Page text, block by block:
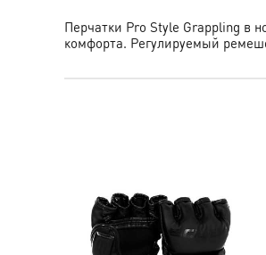
Перчатки Pro Style Grappling в
комфорта. Регулируемый